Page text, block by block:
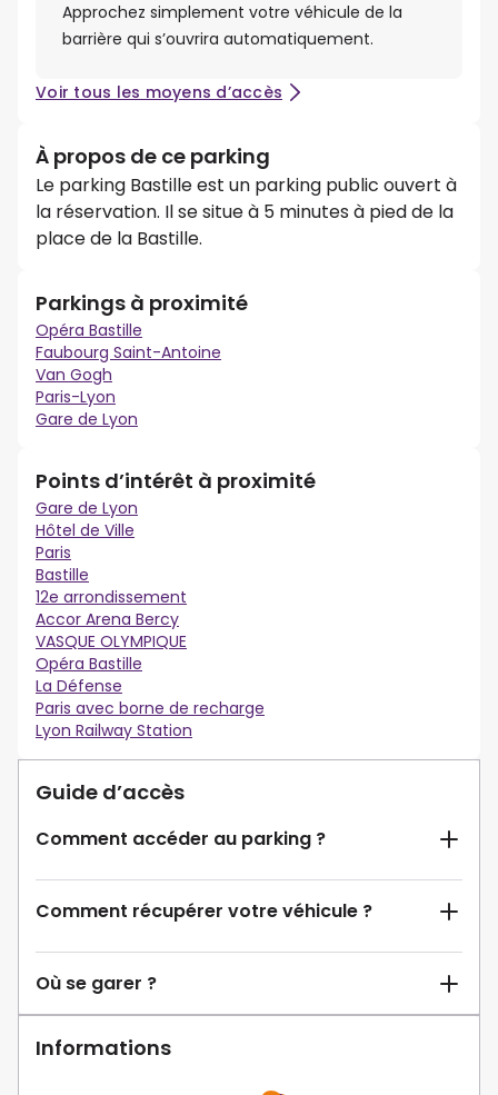
Approchez simplement votre véhicule de la
barrière qui s’ouvrira automatiquement.
Voir tous les moyens d’accès
À propos de ce parking
Le parking Bastille est un parking public ouvert à
la réservation. Il se situe à 5 minutes à pied de la
place de la Bastille.
Parkings à proximité
Opéra Bastille
Faubourg Saint-Antoine
Van Gogh
Paris-Lyon
Gare de Lyon
Points d’intérêt à proximité
Gare de Lyon
Hôtel de Ville
Paris
Bastille
12e arrondissement
Accor Arena Bercy
VASQUE OLYMPIQUE
Opéra Bastille
La Défense
Paris avec borne de recharge
Lyon Railway Station
Guide d’accès
Comment accéder au parking ?
Comment récupérer votre véhicule ?
Où se garer ?
Informations